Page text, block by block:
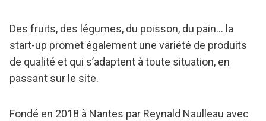
Des fruits, des légumes, du poisson, du pain… la
start-up promet également une variété de produits
de qualité et qui s’adaptent à toute situation, en
passant sur le site.
Fondé en 2018 à Nantes par Reynald Naulleau avec